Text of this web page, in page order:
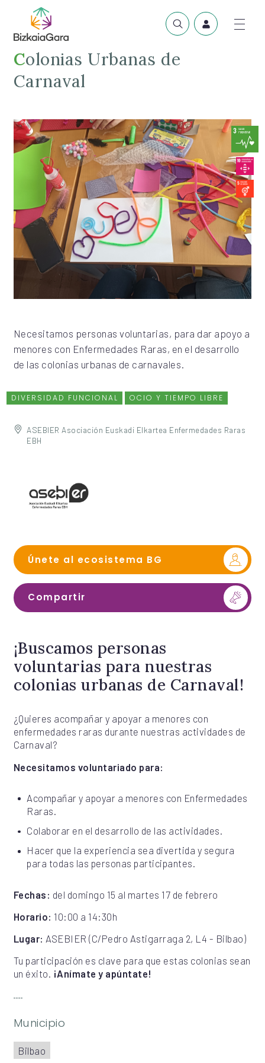
Colonias Urbanas de
Carnaval
Necesitamos personas voluntarias, para dar apoyo a
menores con Enfermedades Raras, en el desarrollo
de las colonias urbanas de carnavales.
DIVERSIDAD FUNCIONAL OCIO Y TIEMPO LIBRE
ASEBIER Asociación Euskadi Elkartea Enfermedades Raras
EBH
Únete al ecosistema BG
Compartir
¡Buscamos personas
voluntarias para nuestras
colonias urbanas de Carnaval!
¿Quieres acompañar y apoyar a menores con
enfermedades raras durante nuestras actividades de
Carnaval?
Necesitamos voluntariado para:
Acompañar y apoyar a menores con Enfermedades
Raras.
Colaborar en el desarrollo de las actividades.
Hacer que la experiencia sea divertida y segura
para todas las personas participantes.
Fechas: del domingo 15 al martes 17 de febrero
Horario: 10:00 a 14:30h
Lugar: ASEBIER (C/Pedro Astigarraga 2, L4 - Bilbao)
Tu participación es clave para que estas colonias sean
un éxito. ¡Anímate y apúntate!
Municipio
Bilbao